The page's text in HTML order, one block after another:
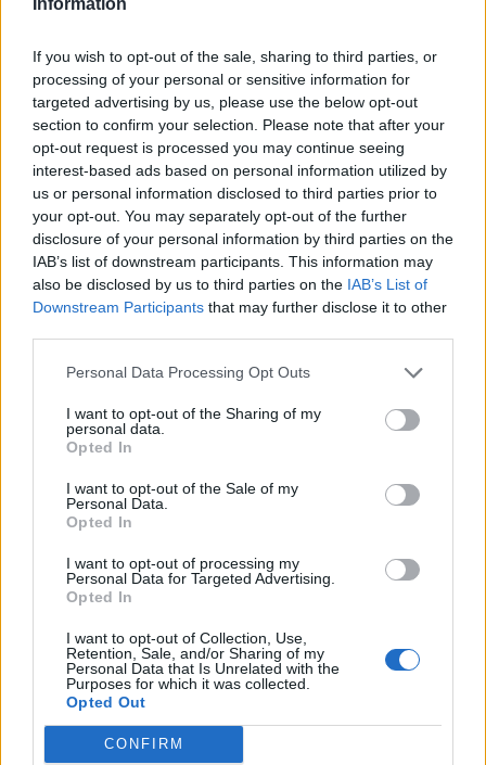
If you wish to opt-out of the sale, sharing to third parties, or
processing of your personal or sensitive information for
targeted advertising by us, please use the below opt-out
section to confirm your selection. Please note that after your
opt-out request is processed you may continue seeing
interest-based ads based on personal information utilized by
us or personal information disclosed to third parties prior to
your opt-out. You may separately opt-out of the further
disclosure of your personal information by third parties on the
IAB’s list of downstream participants. This information may
also be disclosed by us to third parties on the IAB’s List of
Downstream Participants that may further disclose it to other
Personal Data Processing Opt Outs
I want to opt-out of the Sharing of my
personal data.
Opted In
I want to opt-out of the Sale of my
Personal Data.
Opted In
I want to opt-out of processing my
Personal Data for Targeted Advertising.
Opted In
I want to opt-out of Collection, Use,
Retention, Sale, and/or Sharing of my
Personal Data that Is Unrelated with the
Purposes for which it was collected.
Opted Out
CONFIRM
Nuno non ha confermato la propria permanenza,
che impatto avrà la retrocessione sui progetti del club.
Proprio per questo, secondo laBBC, Nuno terrà dei
colloqui con la propria dirigenza. Il tutto perdecidere se
rimanere o no, con la società che vorrebbe puntare su di
lui per il proprio futuro. La decisione verrà presa nei
prossimi giorni.